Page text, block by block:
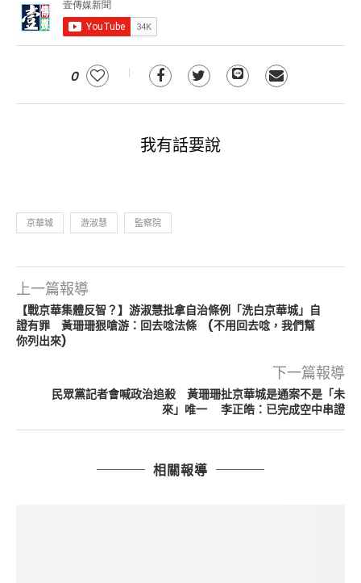
0
我有話要說
京華城 游淑慧 監察院
上一篇報導
【戰京華集體反智？】游淑慧批拿自治條例「洗白京華城」自
證有罪 黃珊珊狠嗆游：回去唸法條 (不用回去唸，我們幫
你列出來)
下一篇報導
民眾黨記者會喊政治追殺 黃珊珊扯京華城是通案不是「未
來」唯一 李正皓：已完成空中串證
相關報導